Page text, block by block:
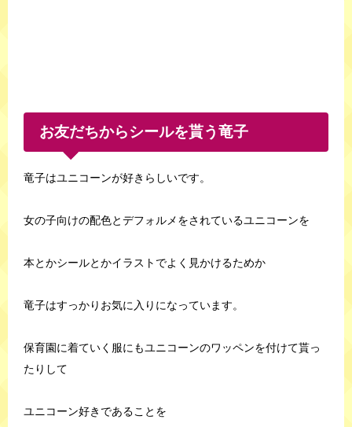
お友だちからシールを貰う竜子
竜子はユニコーンが好きらしいです。
女の子向けの配色とデフォルメをされているユニコーンを
本とかシールとかイラストでよく見かけるためか
竜子はすっかりお気に入りになっています。
保育園に着ていく服にもユニコーンのワッペンを付けて貰っ
たりして
ユニコーン好きであることを